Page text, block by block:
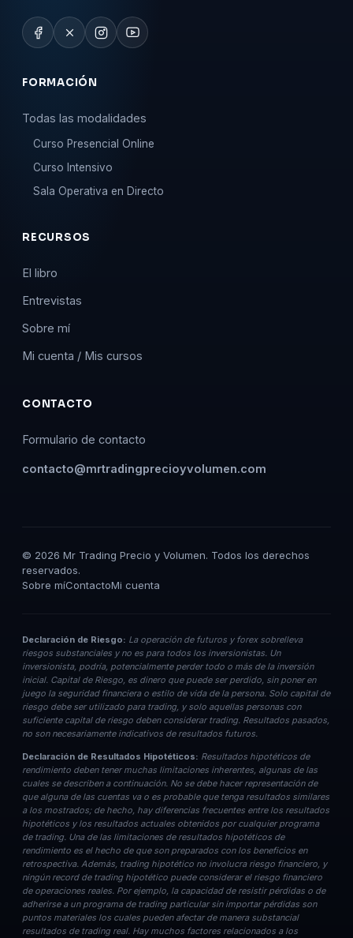
FORMACIÓN
Todas las modalidades
Curso Presencial Online
Curso Intensivo
Sala Operativa en Directo
RECURSOS
El libro
Entrevistas
Sobre mí
Mi cuenta / Mis cursos
CONTACTO
Formulario de contacto
contacto@mrtradingprecioyvolumen.com
© 2026 Mr Trading Precio y Volumen. Todos los derechos
reservados.
Sobre míContactoMi cuenta
Declaración de Riesgo: La operación de futuros y forex sobrelleva
riesgos substanciales y no es para todos los inversionistas. Un
inversionista, podría, potencialmente perder todo o más de la inversión
inicial. Capital de Riesgo, es dinero que puede ser perdido, sin poner en
juego la seguridad financiera o estilo de vida de la persona. Solo capital de
riesgo debe ser utilizado para trading, y solo aquellas personas con
suficiente capital de riesgo deben considerar trading. Resultados pasados,
no son necesariamente indicativos de resultados futuros.
Declaración de Resultados Hipotéticos: Resultados hipotéticos de
rendimiento deben tener muchas limitaciones inherentes, algunas de las
cuales se describen a continuación. No se debe hacer representación de
que alguna de las cuentas va o es probable que tenga resultados similares
a los mostrados; de hecho, hay diferencias frecuentes entre los resultados
hipotéticos y los resultados actuales obtenidos por cualquier programa
de trading. Una de las limitaciones de resultados hipotéticos de
rendimiento es el hecho de que son preparados con los beneficios en
retrospectiva. Además, trading hipotético no involucra riesgo financiero, y
ningún record de trading hipotético puede considerar el riesgo financiero
de operaciones reales. Por ejemplo, la capacidad de resistir pérdidas o de
adherirse a un programa de trading particular sin importar pérdidas son
puntos materiales los cuales pueden afectar de manera substancial
resultados de trading real. Hay muchos factores relacionados a los